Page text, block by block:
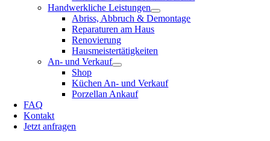
Handwerkliche Leistungen
Abriss, Abbruch & Demontage
Reparaturen am Haus
Renovierung
Hausmeistertätigkeiten
An- und Verkauf
Shop
Küchen An- und Verkauf
Porzellan Ankauf
FAQ
Kontakt
Jetzt anfragen